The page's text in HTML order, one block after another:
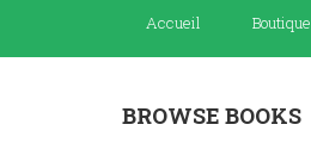
Accueil Boutique
BROWSE BOOKS